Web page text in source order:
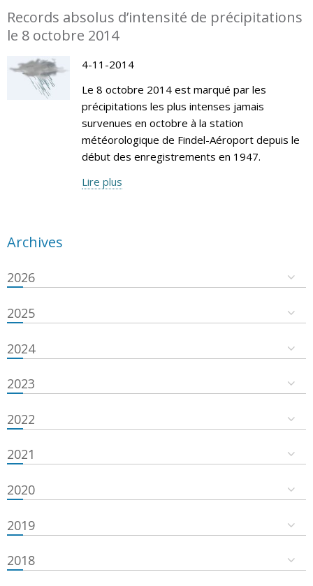
Records absolus d’intensité de précipitations
le 8 octobre 2014
4-11-2014
Le 8 octobre 2014 est marqué par les
précipitations les plus intenses jamais
survenues en octobre à la station
météorologique de Findel-Aéroport depuis le
début des enregistrements en 1947.
Lire plus
Archives
2026
2025
2024
2023
2022
2021
2020
2019
2018